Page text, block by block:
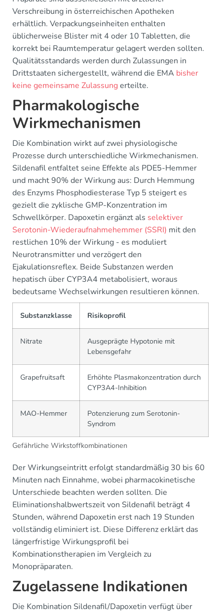
Verschreibung in österreichischen Apotheken
erhältlich. Verpackungseinheiten enthalten
üblicherweise Blister mit 4 oder 10 Tabletten, die
korrekt bei Raumtemperatur gelagert werden sollten.
Qualitätsstandards werden durch Zulassungen in
Drittstaaten sichergestellt, während die EMA bisher
keine gemeinsame Zulassungerteilte.
Pharmakologische
Wirkmechanismen
Die Kombination wirkt auf zwei physiologische
Prozesse durch unterschiedliche Wirkmechanismen.
Sildenafil entfaltet seine Effekte als PDE5-Hemmer
und macht 90% der Wirkung aus: Durch Hemmung
des Enzyms Phosphodiesterase Typ 5 steigert es
gezielt die zyklische GMP-Konzentration im
Schwellkörper. Dapoxetin ergänzt als selektiver
Serotonin-Wiederaufnahmehemmer (SSRI) mit den
restlichen 10% der Wirkung - es moduliert
Neurotransmitter und verzögert den
Ejakulationsreflex. Beide Substanzen werden
hepatisch über CYP3A4 metabolisiert, woraus
bedeutsame Wechselwirkungen resultieren können.
Gefährliche Wirkstoffkombinationen
Substanzklasse Risikoprofil
Nitrate
Ausgeprägte Hypotonie mit
Lebensgefahr
Grapefruitsaft
Erhöhte Plasmakonzentration durch
CYP3A4-Inhibition
MAO-Hemmer
Potenzierung zum Serotonin-
Syndrom
Der Wirkungseintritt erfolgt standardmäßig 30 bis 60
Minuten nach Einnahme, wobei pharmacokinetische
Unterschiede beachten werden sollten. Die
Eliminationshalbwertszeit von Sildenafil beträgt 4
Stunden, während Dapoxetin erst nach 19 Stunden
vollständig eliminiert ist. Diese Differenz erklärt das
längerfristige Wirkungsprofil bei
Kombinationstherapien im Vergleich zu
Monopräparaten.
Zugelassene Indikationen
Die Kombination Sildenafil/Dapoxetin verfügt über